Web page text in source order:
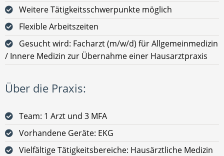
Weitere Tätigkeitsschwerpunkte möglich
Flexible Arbeitszeiten
Gesucht wird: Facharzt (m/w/d) für Allgemeinmedizin
/ Innere Medizin zur Übernahme einer Hausarztpraxis
Über die Praxis:
Team: 1 Arzt und 3 MFA
Vorhandene Geräte: EKG
Vielfältige Tätigkeitsbereiche: Hausärztliche Medizin